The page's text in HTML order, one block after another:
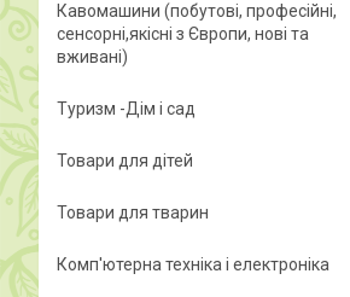
Кавомашини (побутові, професійні,
сенсорні,якісні з Європи, нові та
вживані)
Туризм -Дім і сад
Товари для дітей
Товари для тварин
Комп'ютерна техніка і електроніка